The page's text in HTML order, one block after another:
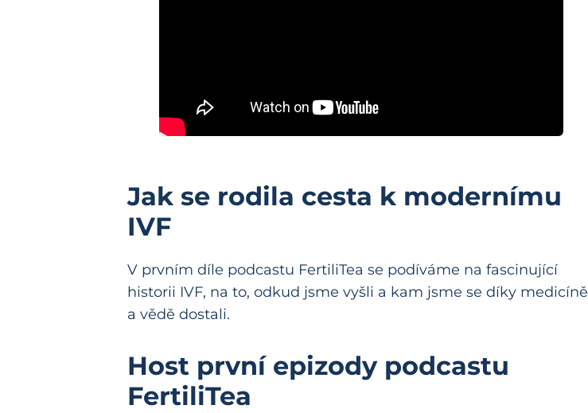
Jak se rodila cesta k modernímu
IVF
V prvním díle podcastu FertiliTea se podíváme na fascinující
historii IVF, na to, odkud jsme vyšli a kam jsme se díky medicíně
a vědě dostali.
Host první epizody podcastu
FertiliTea